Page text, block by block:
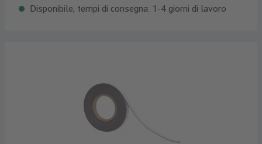
Disponibile, tempi di consegna: 1-4 giorni di lavoro